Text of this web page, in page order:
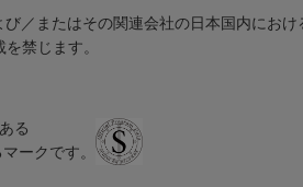
／またはその関連会社の日本国内におけ
禁じます。
る
ークです。